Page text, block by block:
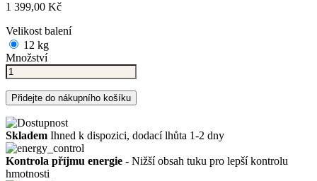
1 399,00 Kč
Velikost balení
12 kg
Množství
Přidejte do nákupního košíku
Skladem Ihned k dispozici, dodací lhůta 1-2 dny
Kontrola příjmu energie - Nižší obsah tuku pro lepší kontrolu
hmotnosti